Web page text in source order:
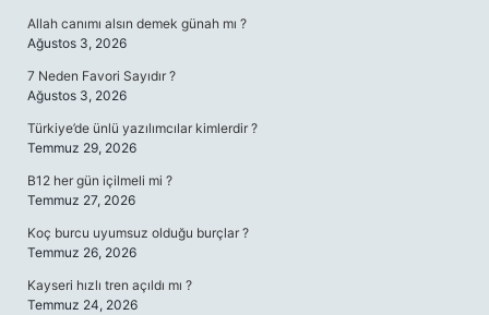
Allah canımı alsın demek günah mı ?
Ağustos 3, 2026
7 Neden Favori Sayıdır ?
Ağustos 3, 2026
Türkiye’de ünlü yazılımcılar kimlerdir ?
Temmuz 29, 2026
B12 her gün içilmeli mi ?
Temmuz 27, 2026
Koç burcu uyumsuz olduğu burçlar ?
Temmuz 26, 2026
Kayseri hızlı tren açıldı mı ?
Temmuz 24, 2026